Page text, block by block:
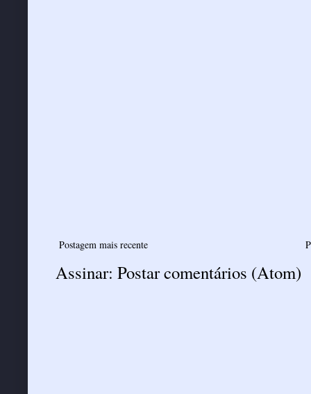
Postagem mais recente
Assinar: Postar comentários (Atom)